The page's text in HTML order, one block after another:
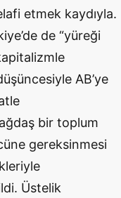
etmek kaydıyla.
de “yüreği
AB’ye
bir toplum
gereksinmesi
Üstelik